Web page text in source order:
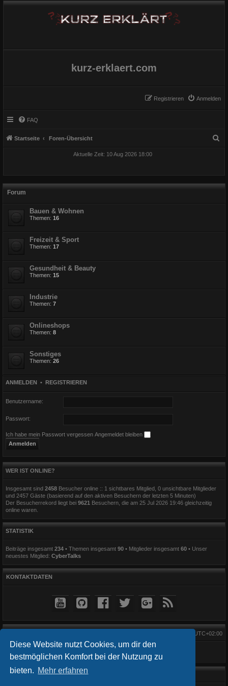
Diese Website nutzt Cookies, um dir den
bestmöglichen Komfort bei der Nutzung zu
bieten. Mehr erfahren
kurz-erklaert.com
Anmelden
Registrieren
FAQ
Startseite Foren-Übersicht
Aktuelle Zeit: 10 Aug 2026 18:00
Forum
Bauen & Wohnen
Themen: 16
Freizeit & Sport
Themen: 17
Gesundheit & Beauty
Themen: 15
Industrie
Themen: 7
Onlineshops
Themen: 8
Sonstiges
Themen: 26
ANMELDEN • REGISTRIEREN
Benutzername:
Passwort:
Ich habe mein Passwort vergessen Angemeldet bleiben
WER IST ONLINE?
Insgesamt sind 2458 Besucher online :: 1 sichtbares Mitglied, 0 unsichtbare Mitglieder
und 2457 Gäste (basierend auf den aktiven Besuchern der letzten 5 Minuten)
Der Besucherrekord liegt bei 9621
Besuchern, die am 25 Jul 2026 19:46 gleichzeitig
online waren.
STATISTIK
Beiträge insgesamt 234 • Themen insgesamt 90 • Mitglieder insgesamt 60 • Unser
neuestes Mitglied: CyberTalks
KONTAKTDATEN
UTC+02:00
Startseite Foren-Übersicht